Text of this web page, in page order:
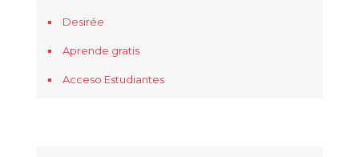
Desirée
Aprende gratis
Acceso Estudiantes